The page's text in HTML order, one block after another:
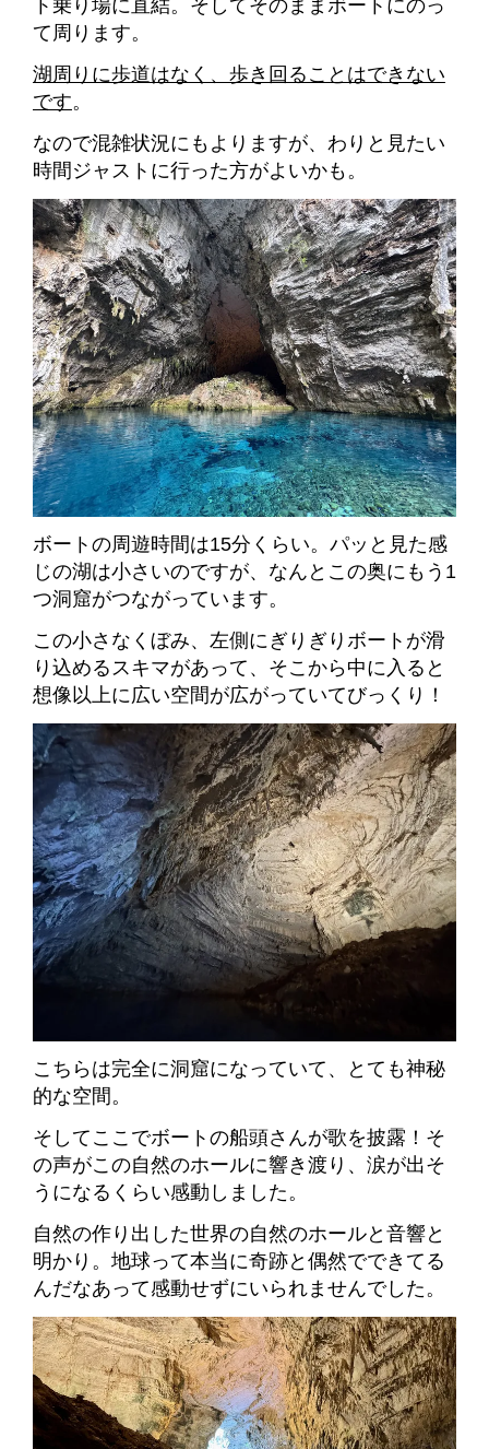
ト乗り場に直結。そしてそのままボートにのっ
て周ります。
湖周りに歩道はなく、歩き回ることはできない
です。
なので混雑状況にもよりますが、わりと見たい
時間ジャストに行った方がよいかも。
ボートの周遊時間は15分くらい。パッと見た感
じの湖は小さいのですが、なんとこの奥にもう1
つ洞窟がつながっています。
この小さなくぼみ、左側にぎりぎりボートが滑
り込めるスキマがあって、そこから中に入ると
想像以上に広い空間が広がっていてびっくり！
こちらは完全に洞窟になっていて、
とても神秘
的な空間。
そしてここでボートの船頭さんが歌を披露！そ
の声がこの自然のホールに響き渡り、涙が出そ
うになるくらい感動しました。
自然の作り出した世界の自然のホールと音響と
明かり 。地球って本当に奇跡と偶然でできてる
んだなあって感動せずにいられませんでした。